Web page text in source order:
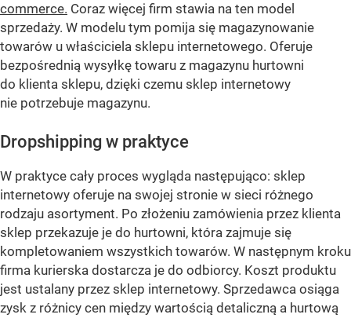
commerce. Coraz więcej firm stawia na ten model
sprzedaży. W modelu tym pomija się magazynowanie
towarów u właściciela sklepu internetowego. Oferuje
bezpośrednią wysyłkę towaru z magazynu hurtowni
do klienta sklepu, dzięki czemu sklep internetowy
nie potrzebuje magazynu.
Dropshipping w praktyce
W praktyce cały proces wygląda następująco: sklep
internetowy oferuje na swojej stronie w sieci różnego
rodzaju asortyment. Po złożeniu zamówienia przez klienta
sklep przekazuje je do hurtowni, która zajmuje się
kompletowaniem wszystkich towarów. W następnym kroku
firma kurierska dostarcza je do odbiorcy. Koszt produktu
jest ustalany przez sklep internetowy. Sprzedawca osiąga
zysk z różnicy cen między wartością detaliczną a hurtową